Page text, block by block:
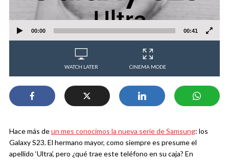
00:00 00:41
WATCH LATER CINEMA MODE
Hace más deun mes conocimos la nueva serie de Samsung: los
Galaxy S23. El hermano mayor, como siempre es presume el
apellido ‘Ultra’, pero ¿qué trae este teléfono en su caja? En